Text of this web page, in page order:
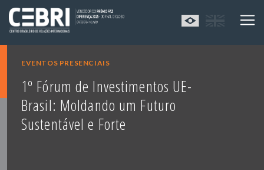
EVENTOS PRESENCIAIS
1º Fórum de Investimentos UE-
Brasil: Moldando um Futuro
Sustentável e Forte